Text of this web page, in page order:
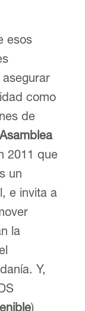
esos
como
de
Asamblea
2011 que
un
e invita a
la
Y,
)